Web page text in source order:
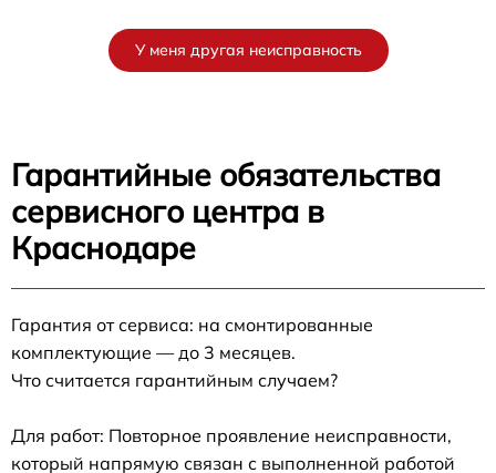
У меня другая неисправность
Гарантийные обязательства
сервисного центра в
Краснодаре
Гарантия от сервиса: на смонтированные
комплектующие — до 3 месяцев.
Что считается гарантийным случаем?
Для работ: Повторное проявление неисправности,
который напрямую связан с выполненной работой